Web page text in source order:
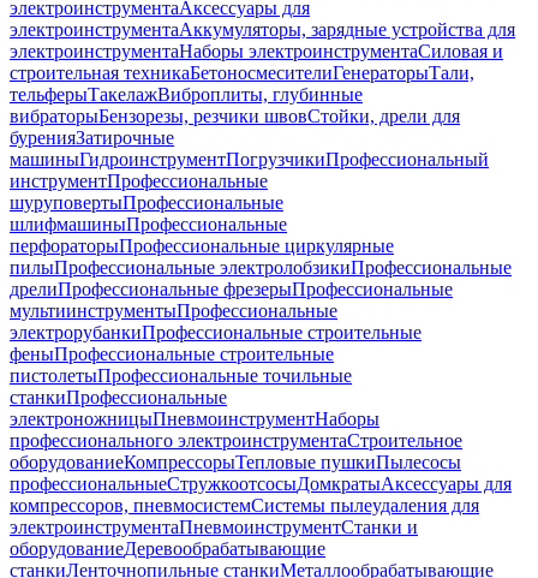
электроинструментаАксессуары для
электроинструментаАккумуляторы, зарядные устройства для
электроинструментаНаборы электроинструментаСиловая и
строительная техникаБетоносмесителиГенераторыТали,
тельферыТакелажВиброплиты, глубинные
вибраторыБензорезы, резчики швовСтойки, дрели для
буренияЗатирочные
машиныГидроинструментПогрузчикиПрофессиональный
инструментПрофессиональные
шуруповертыПрофессиональные
шлифмашиныПрофессиональные
перфораторыПрофессиональные циркулярные
пилыПрофессиональные электролобзикиПрофессиональные
дрелиПрофессиональные фрезерыПрофессиональные
мультиинструментыПрофессиональные
электрорубанкиПрофессиональные строительные
феныПрофессиональные строительные
пистолетыПрофессиональные точильные
станкиПрофессиональные
электроножницыПневмоинструментНаборы
профессионального электроинструментаСтроительное
оборудованиеКомпрессорыТепловые пушкиПылесосы
профессиональныеСтружкоотсосыДомкратыАксессуары для
компрессоров, пневмосистемСистемы пылеудаления для
электроинструментаПневмоинструментСтанки и
оборудованиеДеревообрабатывающие
станкиЛенточнопильные станкиМеталлообрабатывающие